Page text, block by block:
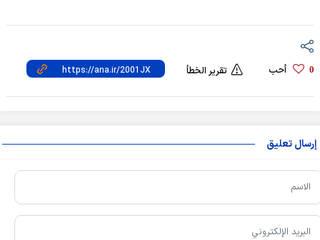
0 أحب تقرير الخطأ
إرسال تعليق